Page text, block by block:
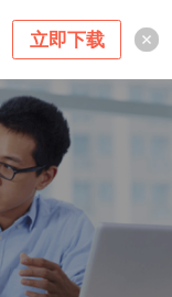
立即下载